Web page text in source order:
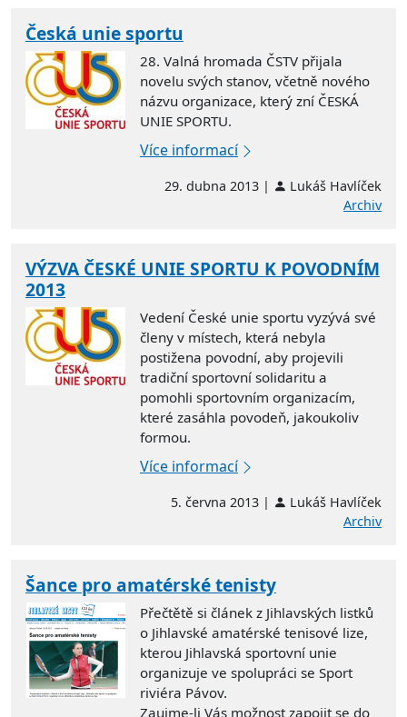
Česká unie sportu
28. Valná hromada ČSTV přijala
novelu svých stanov, včetně nového
názvu organizace, který zní ČESKÁ
UNIE SPORTU.
Více informací
29. dubna 2013 |
Lukáš Havlíček
Archiv
VÝZVA ČESKÉ UNIE SPORTU K POVODNÍM
2013
Vedení České unie sportu vyzývá své
členy v místech, která nebyla
postižena povodní, aby projevili
tradiční sportovní solidaritu a
pomohli sportovním organizacím,
které zasáhla povodeň, jakoukoliv
formou.
Více informací
5. června 2013 |
Lukáš Havlíček
Archiv
Šance pro amatérské tenisty
Přečtětě si článek z Jihlavských listků
o Jihlavské amatérské tenisové lize,
kterou Jihlavská sportovní unie
organizuje ve spolupráci se Sport
riviéra Pávov.
Zaujme-li Vás možnost zapojit se do